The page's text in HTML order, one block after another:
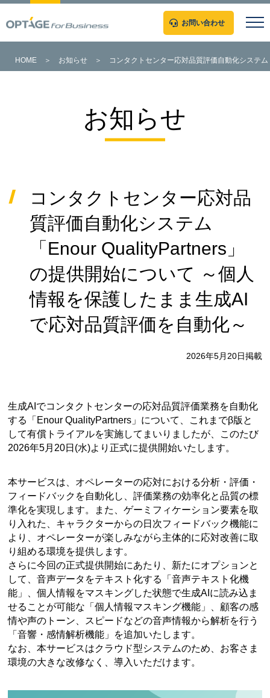
お問い合わせ
HOME＞ お知らせ＞ コンタクトセンター応対品質評価自動化システ
お知らせ
コンタクトセンター応対品
質評価自動化システム
「Enour QualityPartners」
の提供開始について ～個人
情報を保護したまま生成AI
で応対品質評価を自動化～
2026年5月20日掲載
生成AIでコンタクトセンターの応対品質評価業務を自動化
する「Enour QualityPartners」について、これまでβ版と
して有償トライアルを実施してまいりましたが、このたび
2026年5月20日(水)より正式に提供開始いたします。
本サービスは、オペレーターの応対における分析・評価・
フィードバックを自動化し、評価業務の効率化と品質の標
準化を実現します。また、ゲーミフィケーション要素を取
り入れた、キャラクターからの日次フィードバック機能に
より、オペレーターが楽しみながら主体的に応対改善に取
り組める環境を提供します。
さらに今回の正式提供開始にあたり、新たにオプションと
して、音声データをテキスト化する「音声テキスト化機
能」、個人情報をマスキングした状態で生成AIに読み込ま
せることが可能な「個人情報マスキング機能」、顧客の感
情や声のトーン、スピードなどの音声情報から解析を行う
「音響・感情解析機能」を追加いたします。
なお、本サービスはクラウド型システムのため、お客さま
環境の大きな改修なく、導入いただけます。